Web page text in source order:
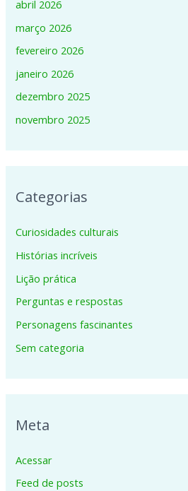
abril 2026
março 2026
fevereiro 2026
janeiro 2026
dezembro 2025
novembro 2025
Categorias
Curiosidades culturais
Histórias incríveis
Lição prática
Perguntas e respostas
Personagens fascinantes
Sem categoria
Meta
Acessar
Feed de posts